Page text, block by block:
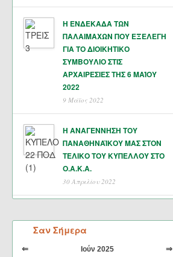
Η ΕΝΔΕΚΑΔΑ ΤΩΝ
ΠΑΛΑΙΜΑΧΩΝ ΠΟΥ ΕΞΕΛΕΓΗ
ΓΙΑ ΤΟ ΔΙΟΙΚΗΤΙΚΟ
ΣΥΜΒΟΥΛΙΟ ΣΤΙΣ
ΑΡΧΑΙΡΕΣΙΕΣ ΤΗΣ 6 ΜΑΊΟΥ
2022
9 Μάϊος 2022
Η ΑΝΑΓΕΝΝΗΣΗ ΤΟΥ
ΠΑΝΑΘΗΝΑΪΚΟΥ ΜΑΣ ΣΤΟΝ
ΤΕΛΙΚΟ ΤΟΥ ΚΥΠΕΛΛΟΥ ΣΤΟ
Ο.Α.Κ.Α.
30 Απριλίου 2022
Σαν Σήμερα
⇐ Ιούν 2025 ⇒